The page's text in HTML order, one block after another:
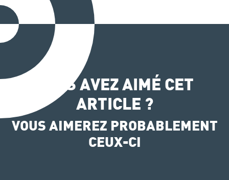
VOUS AVEZ AIMÉ CET
ARTICLE ?
VOUS AIMEREZ PROBABLEMENT
CEUX-CI